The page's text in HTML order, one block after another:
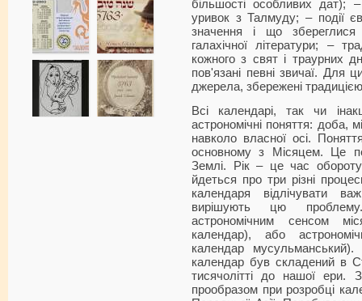
більшості особливих
уривок з Талмуду; – події
значення і що збереглися
галахічної літератури; –
кожного з свят і траурних
пов'язані певні звичаї. Для
джерела, збережені
Всі календарі, так чи
астрономічні поняття: доба,
навколо власної осі.
основному з Місяцем. Це
Землі. Рік – це час
йдеться про три різні
календаря відлічувати
вирішують цю
астрономічним сенсом
календар), або
календар
календар був складений в
тисячолітті до нашої
прообразом при розробці